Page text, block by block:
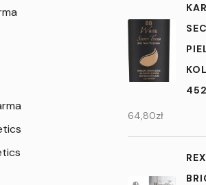
64,80zł